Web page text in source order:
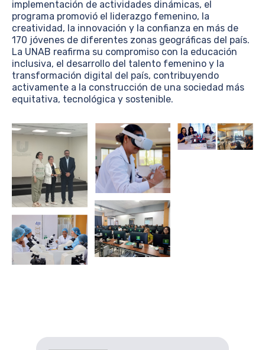
implementación de actividades dinámicas, el
programa promovió el liderazgo femenino, la
creatividad, la innovación y la confianza en más de
170 jóvenes de diferentes zonas geográficas del país.
La UNAB reafirma su compromiso con la educación
inclusiva, el desarrollo del talento femenino y la
transformación digital del país, contribuyendo
activamente a la construcción de una sociedad más
equitativa, tecnológica y sostenible.